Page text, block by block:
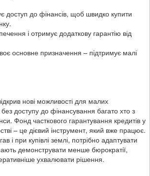
доступ до фінансів, щоб швидко купити
і отримує додаткову гарантію від
основне призначення – підтримує малі
нові можливості для малих
доступу до фінансування багато хто з
Фонд часткового гарантування кредитів у
– це дієвий інструмент, який вже працює.
і при купівлі землі, потрібно адаптувати
демонструвати менше бюрократії,
ухвалювати рішення.